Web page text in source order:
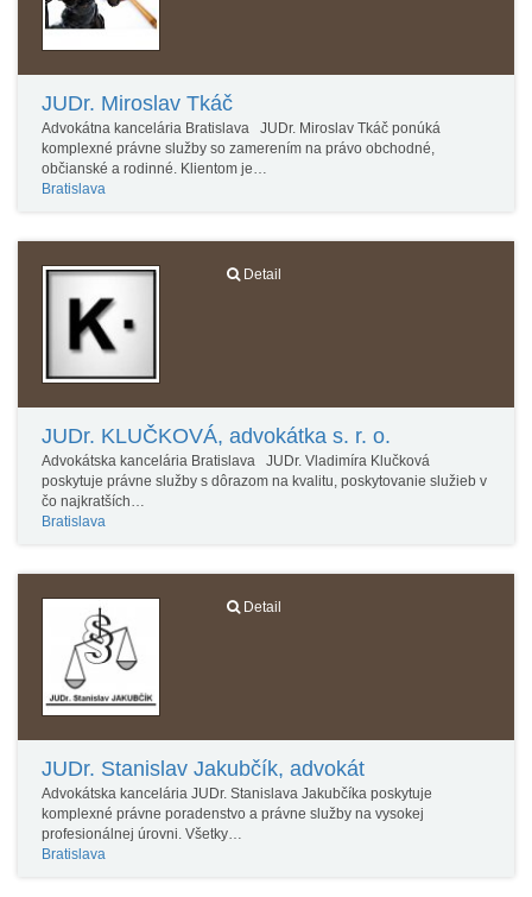
JUDr. Miroslav Tkáč
Advokátna kancelária Bratislava JUDr. Miroslav Tkáč ponúká
komplexné právne služby so zamerením na právo obchodné,
občianské a rodinné. Klientom je…
Bratislava
Detail
JUDr. KLUČKOVÁ, advokátka s. r. o.
Advokátska kancelária Bratislava JUDr. Vladimíra Klučková
poskytuje právne služby s dôrazom na kvalitu, poskytovanie služieb v
čo najkratších…
Bratislava
Detail
JUDr. Stanislav Jakubčík, advokát
Advokátska kancelária JUDr. Stanislava Jakubčíka poskytuje
komplexné právne poradenstvo a právne služby na vysokej
profesionálnej úrovni. Všetky…
Bratislava